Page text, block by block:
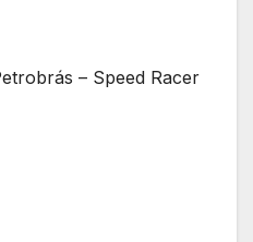
– Speed Racer